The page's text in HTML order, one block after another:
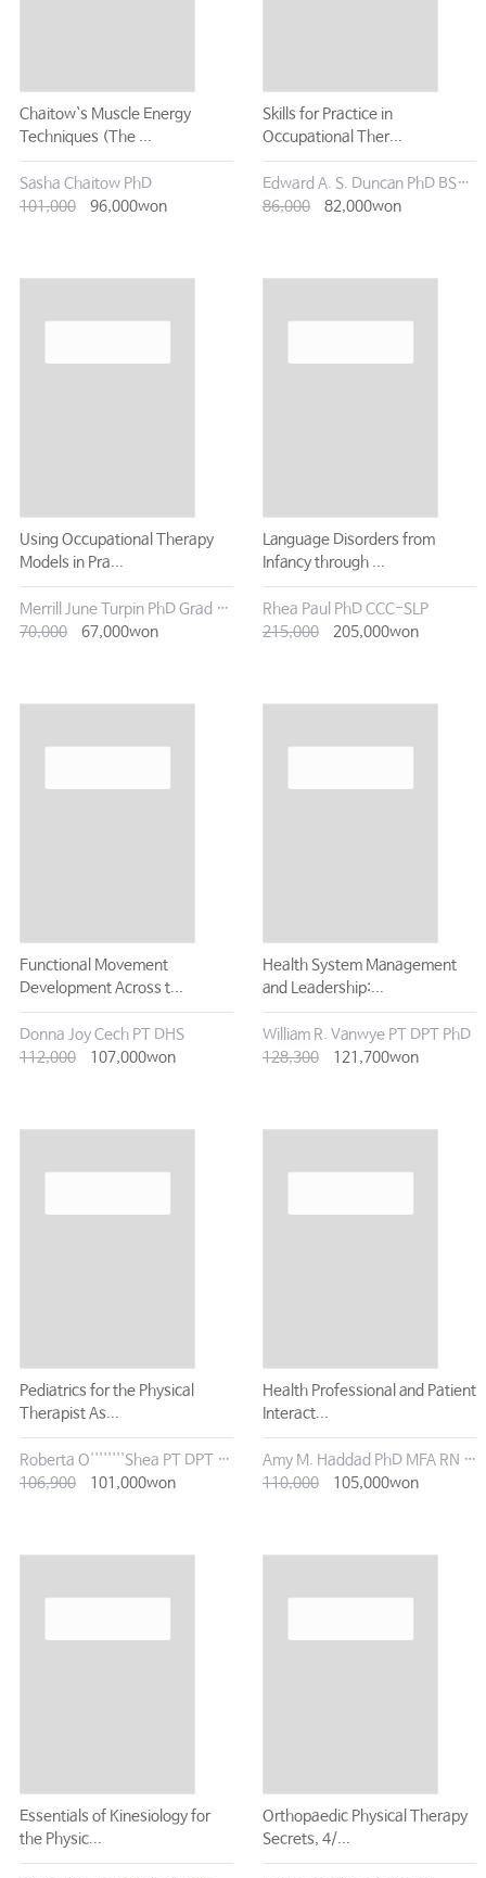
Chaitow`s Muscle Energy
Techniques (The ...
Sasha Chaitow PhD
101,000
96,000won
Skills for Practice in
Occupational Ther...
Edward A. S. Duncan PhD BSc(Hons) Dip CBT
86,000
82,000won
Using Occupational Therapy
Models in Pra...
Merrill June Turpin PhD Grad Dip Counsel B Occ Thy
70,000
67,000won
Language Disorders from
Infancy through ...
Rhea Paul PhD CCC-SLP
215,000
205,000won
Functional Movement
Development Across t...
Donna Joy Cech PT DHS
112,000
107,000won
Health System Management
and Leadership:...
William R. Vanwye PT DPT PhD
128,300
121,700won
Pediatrics for the Physical
Therapist As...
Roberta O''''''''Shea PT DPT PhD
106,900
101,000won
Health Professional and Patient
Interact...
Amy M. Haddad PhD MFA RN FAAN
110,000
105,000won
Essentials of Kinesiology for
the Physic...
Orthopaedic Physical Therapy
Secrets, 4/...